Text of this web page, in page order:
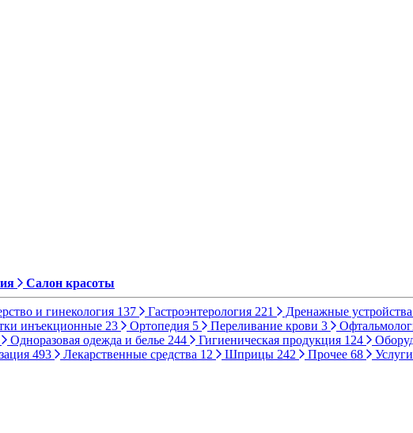
Салон красоты
и гинекология 137 Гастроэнтерология 221 Дренажные устройства
инъекционные 23 Ортопедия 5 Переливание крови 3
Одноразовая одежда и белье 244 Гигиеническая продукция 124
493 Лекарственные средства 12 Шприцы 242 Прочее 68